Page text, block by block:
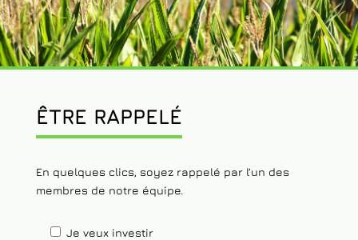
ÊTRE RAPPELÉ
En quelques clics, soyez rappelé par l’un des
membres de notre équipe.
Je veux investir